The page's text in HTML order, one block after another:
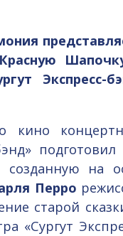
кино
на
Перро
старой
«Сургут